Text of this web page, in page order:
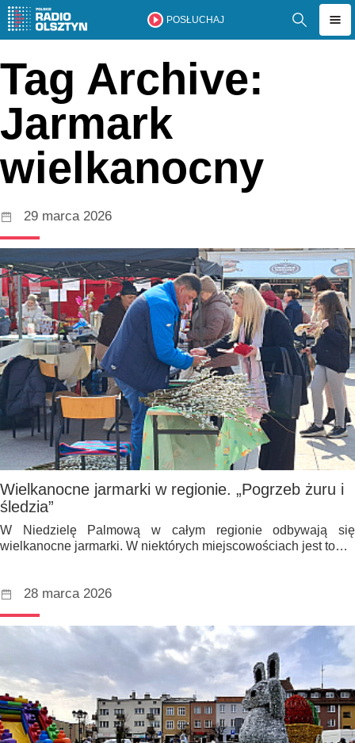
POSŁUCHAJ
Tag Archive:
Jarmark
wielkanocny
29 marca 2026
Wielkanocne jarmarki w regionie. „Pogrzeb żuru i
śledzia”
W Niedzielę Palmową w całym regionie odbywają się
wielkanocne jarmarki. W niektórych miejscowościach jest to…
28 marca 2026